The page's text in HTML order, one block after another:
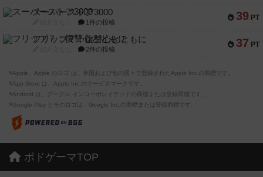
39 PT
スーパーストア3000
1件の投稿
37 PT
フリップ７：復讐心とともに
2件の投稿
※Apple、Apple のロゴ は、米国および他の国々で登録されたApple Inc.の商標です。
※App Store は、Apple Inc.のサービスマークです。
※Android は、グーグル インコーポレイテッドの商標または登録商標です。
※Google Play とそのロゴは、Google Inc.の商標または登録商標です。
ボドゲーマTOP